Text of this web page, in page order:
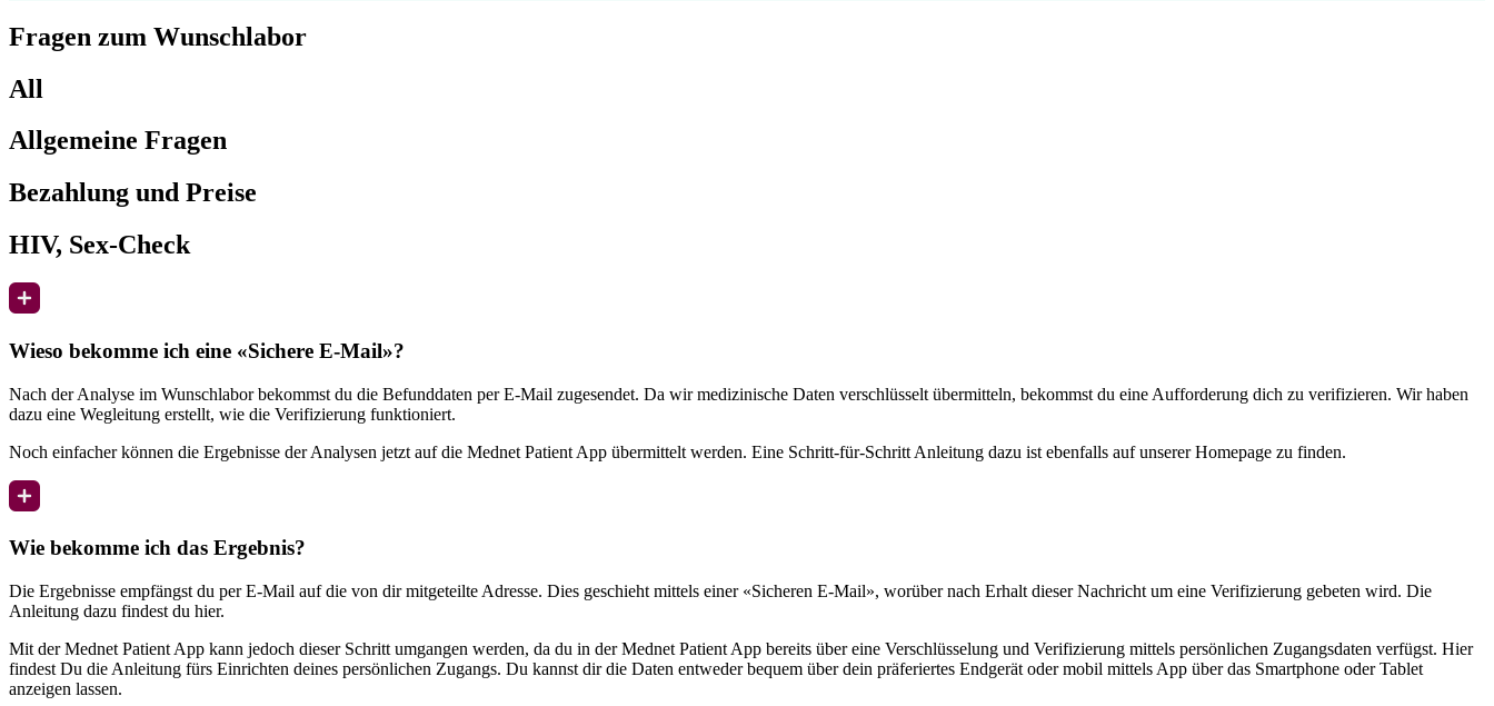
Fragen zum Wunschlabor
All
Allgemeine Fragen
Bezahlung und Preise
HIV, Sex-Check
Wieso bekomme ich eine «Sichere E-Mail»?
Nach der Analyse im Wunschlabor bekommst du die Befunddaten per E-Mail zugesendet. Da wir medizinische Daten verschlüsselt übermitteln, bekommst du eine Aufforderung dich zu verifizieren. Wir haben
dazu eine Wegleitung erstellt, wie die Verifizierung funktioniert.
Noch einfacher können die Ergebnisse der Analysen jetzt auf die Mednet Patient App übermittelt werden. Eine Schritt-für-Schritt Anleitung dazu ist ebenfalls auf unserer Homepage zu finden.
Wie bekomme ich das Ergebnis?
Die Ergebnisse empfängst du per E-Mail auf die von dir mitgeteilte Adresse. Dies geschieht mittels einer «Sicheren E-Mail», worüber nach Erhalt dieser Nachricht um eine Verifizierung gebeten wird. Die
Anleitung dazu findest du hier.
Mit der Mednet Patient App kann jedoch dieser Schritt umgangen werden, da du in der Mednet Patient App bereits über eine Verschlüsselung und Verifizierung mittels persönlichen Zugangsdaten verfügst. Hier
findest Du die Anleitung fürs Einrichten deines persönlichen Zugangs. Du kannst dir die Daten entweder bequem über dein präferiertes Endgerät oder mobil mittels App über das Smartphone oder Tablet
anzeigen lassen.